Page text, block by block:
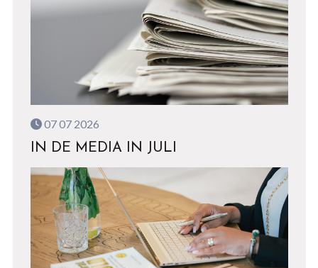
07 07 2026
IN DE MEDIA IN JULI